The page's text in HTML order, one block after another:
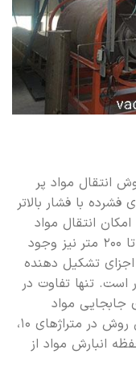
انتقال مواد پر
با فشار بالاتر
انتقال مواد
درون خطوط لوله کشی در متراژهای بالا تا ۲۰۰ متر نیز وجود
تشکیل دهنده
است. تنها تفاوت در
جابجایی مواد
خواهد بود. طول مسیر لوله کشی در این روش در متراژهای ۱۰،
محفظه انبارش مواد از